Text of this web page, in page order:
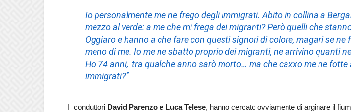
Io personalmente me ne frego degli immigrati. Abito in collina a
mezzo al verde: a me che mi frega dei migranti? Però quelli che
Oggiaro e hanno a che fare con questi signori di colore, magari se ne
meno di me. Io me ne sbatto proprio dei migranti, ne arrivino quanti
Ho 74 anni, tra qualche anno sarò morto… ma che caxxo me ne fotte
immigrati?“
I conduttori David Parenzo e Luca Telese, hanno cercato ovviamente di arginare il